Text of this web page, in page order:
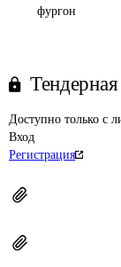
фургон
Доступно только с
Вход
Регистрация